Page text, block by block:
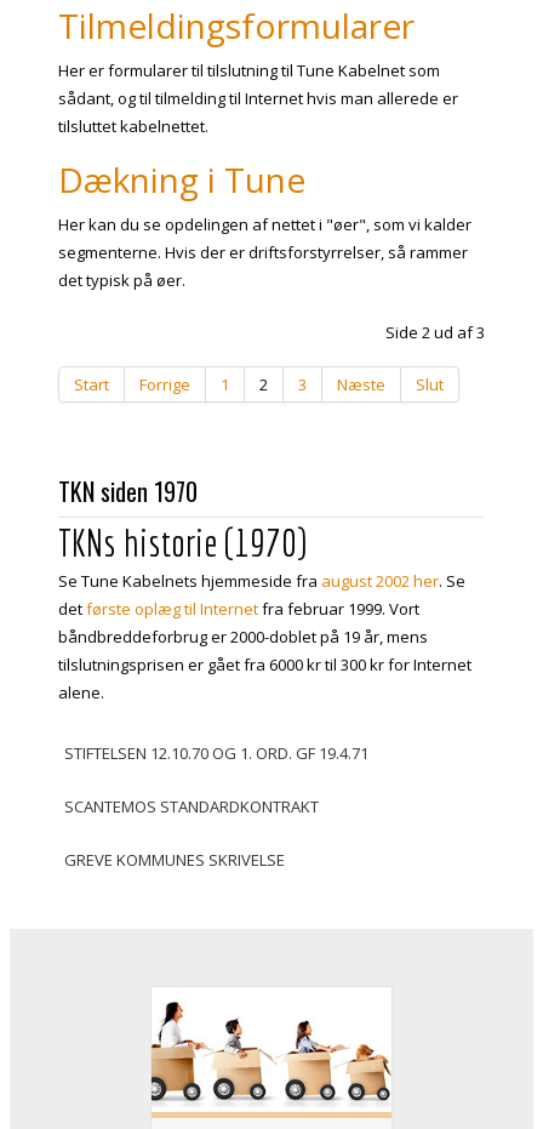
Tilmeldingsformularer
Her er formularer til tilslutning til Tune Kabelnet som
sådant, og til tilmelding til Internet hvis man allerede er
tilsluttet kabelnettet.
Dækning i Tune
Her kan du se opdelingen af nettet i "øer", som vi kalder
segmenterne. Hvis der er driftsforstyrrelser, så rammer
det typisk på øer.
Side 2 ud af 3
Start Forrige 1 2 3 Næste Slut
TKN siden 1970
TKNs historie (1970)
Se Tune Kabelnets hjemmeside fra august 2002 her. Se
detførste oplæg til Internetfra februar 1999. Vort
båndbreddeforbrug er 2000-doblet på 19 år, mens
tilslutningsprisen er gået fra 6000 kr til 300 kr for Internet
alene.
STIFTELSEN 12.10.70 OG 1. ORD. GF 19.4.71
SCANTEMOS STANDARDKONTRAKT
GREVE KOMMUNES SKRIVELSE